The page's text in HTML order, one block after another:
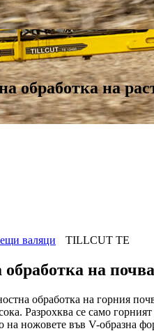
обработка на
валяци TILLCUT TE
на
обработка на горния
Разрохква се само
на ножовете във V-образна